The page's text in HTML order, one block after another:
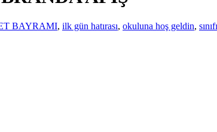
BAYRAMI, ilk gün hatırası, okuluna hoş geldin,